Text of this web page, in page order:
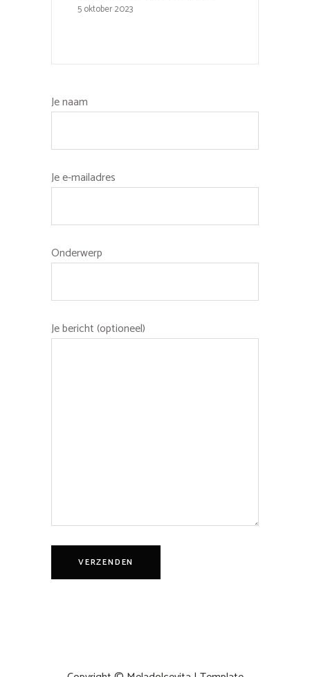
5 oktober 2023
Je naam
Je e-mailadres
Onderwerp
Je bericht (optioneel)
VERZENDEN